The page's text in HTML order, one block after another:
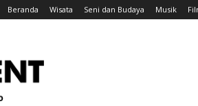
Beranda Wisata Seni dan Budaya Musik